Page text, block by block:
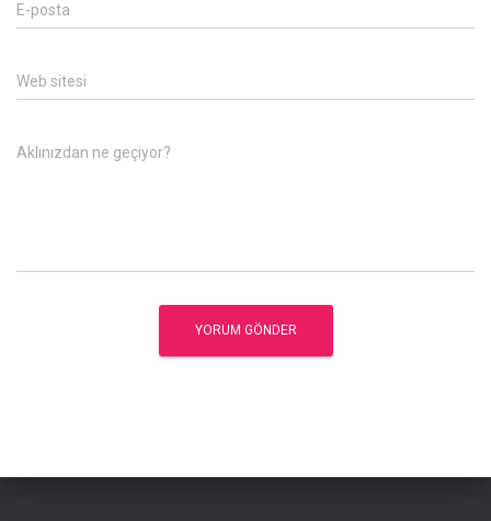
E-posta
Web sitesi
Aklınızdan ne geçiyor?